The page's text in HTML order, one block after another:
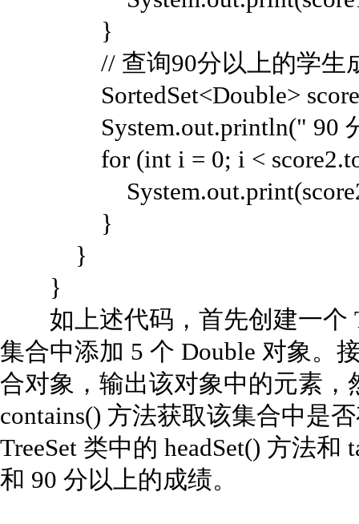
}
// 查询90分以上的学生
SortedSet<Double> score2
System.out.println(" 90 分
for (int i = 0; i <
}
}
}
如上述代码，首先创建一个
集合中添加 5 个 Double 对象。
合对象，输出该对象中的元素，
contains() 方法获取该集合中是
TreeSet 类中的 headSet() 方法
和 90 分以上的成绩。